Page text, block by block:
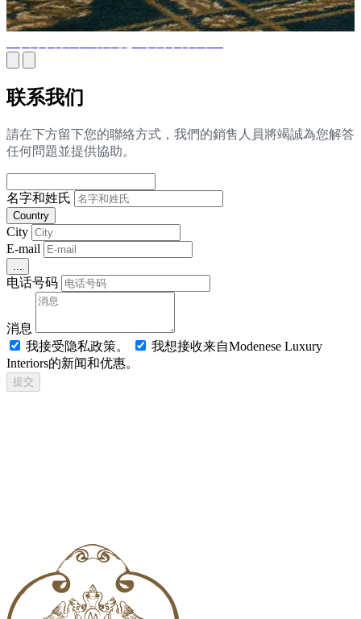
联系我们
請在下方留下您的聯絡方式，我們的銷售人員將竭誠為您解答
任何問題並提供協助。
名字和姓氏
Country
City
E-mail
电话号码
消息
我接受隐私政策。
我想接收来自Modenese Luxury
Interiors的新闻和优惠。
提交